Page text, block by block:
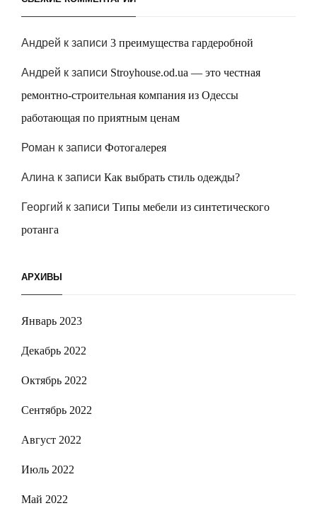
Андрей к записи 3 преимущества гардеробной
Андрей к записи Stroyhouse.od.ua — это честная
ремонтно-строительная компания из Одессы
работающая по приятным ценам
Роман к записи Фотогалерея
Алина к записи Как выбрать стиль одежды?
Георгий к записи Типы мебели из синтетического
ротанга
АРХИВЫ
Январь 2023
Декабрь 2022
Октябрь 2022
Сентябрь 2022
Август 2022
Июль 2022
Май 2022